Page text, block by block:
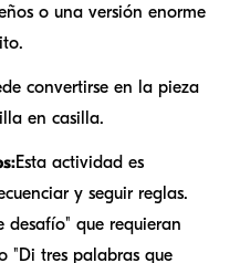
o una versión enorme
convertirse en la pieza
en casilla.
Esta actividad es
y seguir reglas.
desafío" que requieran
"Di tres palabras que